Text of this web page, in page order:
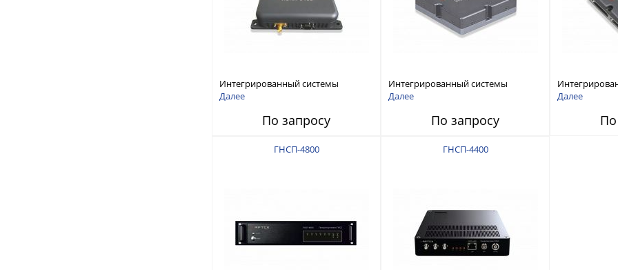
Интегрированный системы
защиты от ГНСС-помех RFТех
Далее
По запросу
Интегрированный системы
защиты от ГНСС-помех RFТех
Далее
По запросу
защиты от
Далее
По
ГНСП-4800 ГНСП-4400